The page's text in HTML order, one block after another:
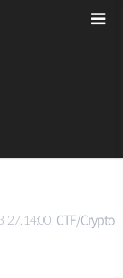
27. 14:00, CTF/Crypto